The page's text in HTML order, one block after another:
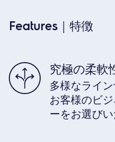
Features｜特徴
究極の柔軟
多様なライ
お客様のビ
ーをお選びい